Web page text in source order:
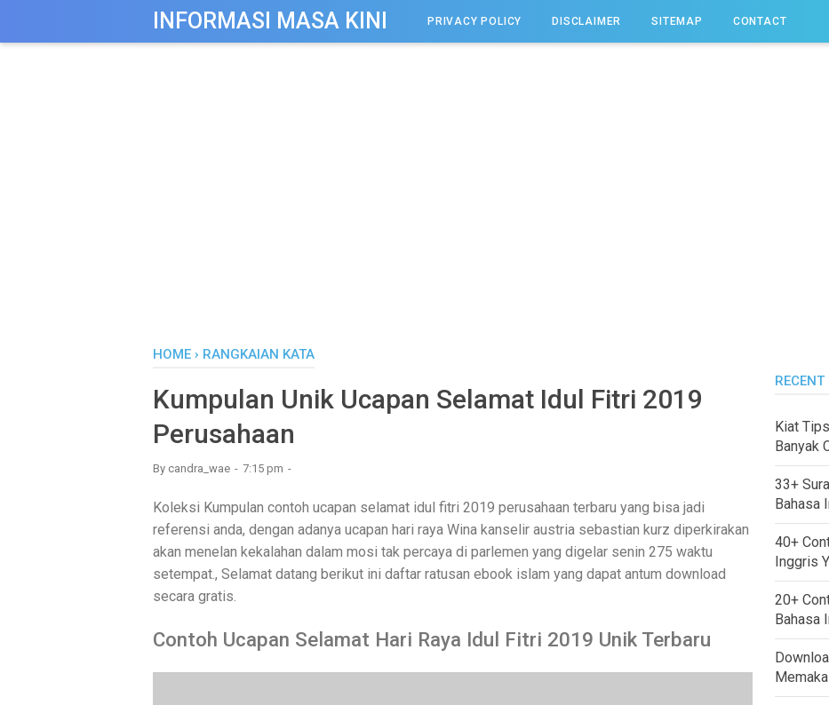
INFORMASI MASA KINI PRIVACY POLICY DISCLAIMER SITEMAP CONTACT
HOME › RANGKAIAN KATA
Kumpulan Unik Ucapan Selamat Idul Fitri 2019
Perusahaan
By candra_wae 7:15 pm
Koleksi Kumpulan contoh ucapan selamat idul fitri 2019 perusahaan terbaru yang bisa jadi
referensi anda, dengan adanya ucapan hari raya Wina kanselir austria sebastian kurz diperkirakan
akan menelan kekalahan dalam mosi tak percaya di parlemen yang digelar senin 275 waktu
setempat., Selamat datang berikut ini daftar ratusan ebook islam yang dapat antum download
secara gratis.
Contoh Ucapan Selamat Hari Raya Idul Fitri 2019 Unik Terbaru
Kiat
Banyak
33+
Bahasa
40+
Inggris
20+
Bahasa